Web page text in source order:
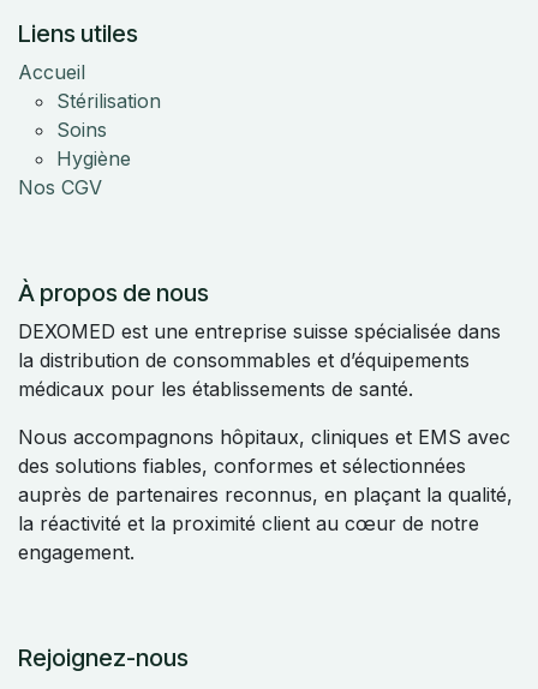
Liens utiles
Accueil
Stérilisation
Soins
Hygiène
Nos CGV
À propos de nous
DEXOMED est une entreprise suisse spécialisée dans
la distribution de consommables et d’équipements
médicaux pour les établissements de santé.
Nous accompagnons hôpitaux, cliniques et EMS avec
des solutions fiables, conformes et sélectionnées
auprès de partenaires reconnus, en plaçant la qualité,
la réactivité et la proximité client au cœur de notre
engagement.
Rejoignez-nous